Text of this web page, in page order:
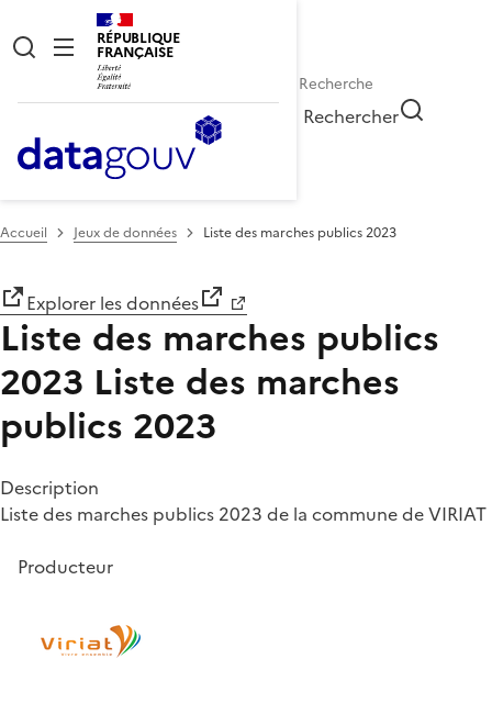
RÉPUBLIQUE
FRANÇAISE
Rechercher
Accueil Jeux de données Liste des marches publics 2023
Explorer les données
Liste des marches publics
2023 Liste des marches
publics 2023
Description
Liste des marches publics 2023 de la commune de VIRIAT
Producteur